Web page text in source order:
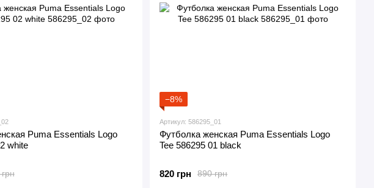
Puma Essentials Logo
white
−8%
Артикул: 586295_01
Футболка женская Puma Essentials Logo
Tee 586295 01 black
890 грн
820 грн